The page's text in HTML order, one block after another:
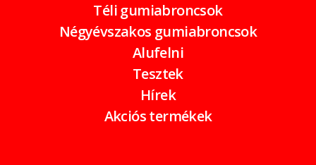
Téli gumiabroncsok
Négyévszakos gumiabroncsok
Alufelni
Tesztek
Hírek
Akciós termékek